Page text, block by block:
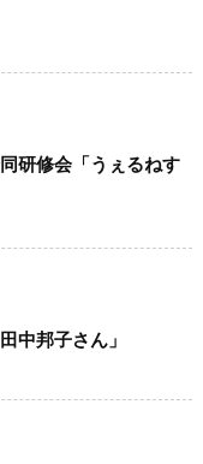
研修会「うぇるねす
中邦子さん」